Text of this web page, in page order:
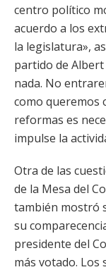
centro político
acuerdo a los
la legislatura»,
partido de
nada. No
como queremos
reformas es
impulse la
Otra de las
de la Mesa del
también mostró
su
presidente del
más votado.